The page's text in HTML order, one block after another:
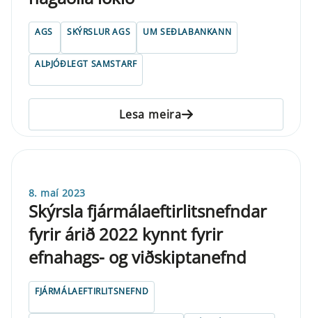
AGS SKÝRSLUR AGS UM SEÐLABANKANN
ALÞJÓÐLEGT SAMSTARF
Lesa meira
8. maí 2023
Skýrsla fjármálaeftirlitsnefndar
fyrir árið 2022 kynnt fyrir
efnahags- og viðskiptanefnd
FJÁRMÁLAEFTIRLITSNEFND